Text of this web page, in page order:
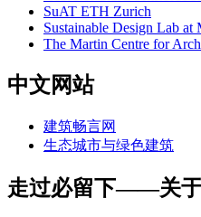
SuAT ETH Zurich
Sustainable Design Lab at
The Martin Centre for
中文网站
建筑畅言网
生态城市与绿色建筑
走过必留下——关